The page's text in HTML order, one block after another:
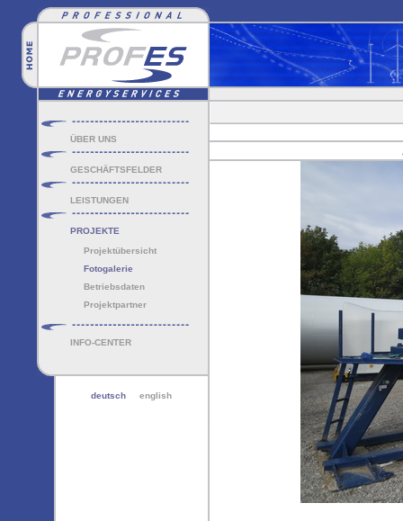
ÜBER UNS
GESCHÄFTSFELDER
LEISTUNGEN
PROJEKTE
Projektübersicht
Fotogalerie
Betriebsdaten
Projektpartner
INFO-CENTER
deutsch english